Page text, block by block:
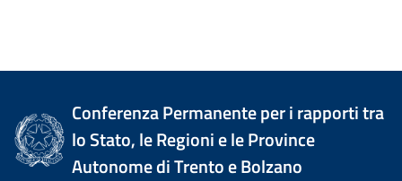
Conferenza Permanente per i rapporti tra
lo Stato, le Regioni e le Province
Autonome di Trento e Bolzano